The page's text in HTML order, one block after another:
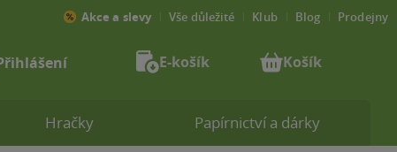
Hračky Papírnictví a dárky
Akce a slevy Vše důležité Klub Blog Prodejny
E-košík Košík